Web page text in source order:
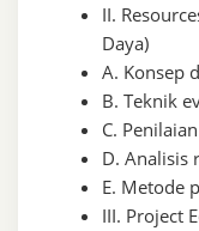
II.
Daya)
A. Konsep
B. Teknik
C.
D. Analisis
E. Metode
III. Project